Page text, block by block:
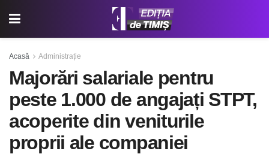
Acasă Administrație
Majorări salariale pentru
peste 1.000 de angajați STPT,
acoperite din veniturile
proprii ale companiei